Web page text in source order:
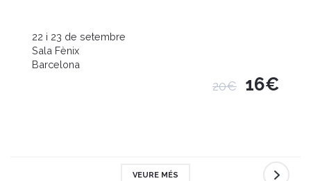
22 i 23 de setembre
Sala Fènix
Barcelona
20€ 16€
VEURE MÉS